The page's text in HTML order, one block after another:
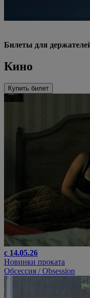
Билеты для
Кино
Купить билет
с 14.05.26
Новинки проката
Обсессия / Obsession